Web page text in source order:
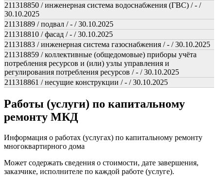
211318850 / инженерная система водоснабжения (ГВС) / - /
30.10.2025
21131889 / подвал / - / 30.10.2025
211318810 / фасад / - / 30.10.2025
21131883 / инженерная система газоснабжения / - / 30.10.2025
211318859 / коллективные (общедомовые) приборы учёта
потребления ресурсов и (или) узлы управления и
регулирования потребления ресурсов / - / 30.10.2025
211318861 / несущие конструкции / - / 30.10.2025
Работы (услуги) по капитальному
ремонту МКД
Информация о работах (услугах) по капитальному ремонту
многоквартирного дома
Может содержать сведения о стоимости, дате завершения,
заказчике, исполнителе по каждой работе (услуге).